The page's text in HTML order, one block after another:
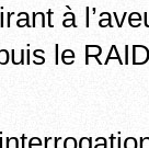
à
le